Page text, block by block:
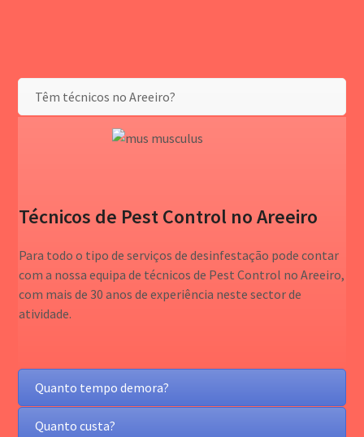
Têm técnicos no Areeiro?
Técnicos de Pest Control no Areeiro
Para todo o tipo de serviços de desinfestação pode contar
com a nossa equipa de técnicos de Pest Control no Areeiro,
com mais de 30 anos de experiência neste sector de
atividade.
Quanto tempo demora?
Quanto custa?